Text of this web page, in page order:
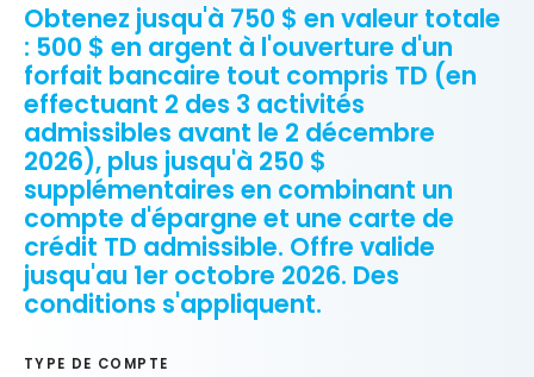
Obtenez jusqu'à 750 $ en valeur totale
: 500 $ en argent à l'ouverture d'un
forfait bancaire tout compris TD (en
effectuant 2 des 3 activités
admissibles avant le 2 décembre
2026), plus jusqu'à 250 $
supplémentaires en combinant un
compte d'épargne et une carte de
crédit TD admissible. Offre valide
jusqu'au 1er octobre 2026. Des
conditions s'appliquent.
TYPE DE COMPTE